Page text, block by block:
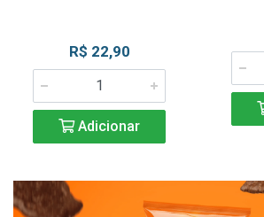
R$ 22,90
Adicionar